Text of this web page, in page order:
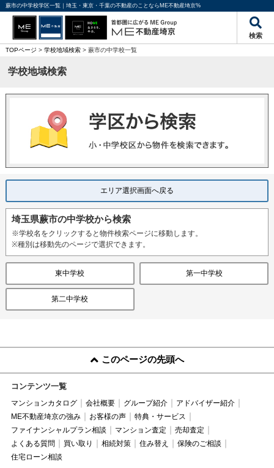
蕨市の中学校学区一覧｜埼玉・東京・千葉の不動産のことならME不動産埼京%
検索
TOPページ > 学校地域検索> 蕨市の中学校一覧
学校地域検索
エリア選択画面へ戻る
埼玉県蕨市の中学校から検索
※学校名をクリックすると物件検索ページに移動します。
※種別は移動先のページで選択できます。
東中学校 第一中学校
第二中学校
このページの先頭へ
コンテンツ一覧
マンションカタログ 会社概要 グループ紹介
アドバイザー紹介
ME不動産埼京の強み
お客様の声
特典・サービス
ファイナンシャルプラン相談
マンション査定
売却査定
よくある質問
買い取り 相続対策 住み替え
保険のご相談
住宅ローン相談